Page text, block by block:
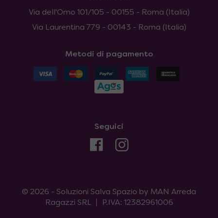
Via dell'Omo 101/105 - 00155 - Roma (Italia)
Via Laurentina 779 - 00143 - Roma (Italia)
Metodi di pagamento
Seguici
© 2026 - Soluzioni Salva Spazio by MAN Arreda
Ragazzi SRL
P.IVA: 12382961006